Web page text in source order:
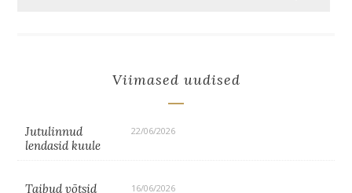
Viimased uudised
Jutulinnud
lendasid kuule
22/06/2026
Taibud võtsid
16/06/2026